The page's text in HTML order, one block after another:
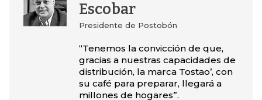
Escobar
Presidente de Postobón
“Tenemos la convicción de que,
gracias a nuestras capacidades de
distribución, la marca Tostao’, con
su café para preparar, llegará a
millones de hogares”.